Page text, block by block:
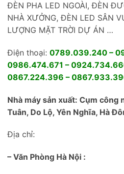
ĐÈN PHA LED NGOÀI, ĐÈN
NHÀ XƯỞNG, ĐÈN LED SÂN
LƯỢNG MẶT TRỜI DỰ ÁN …
Điện thoại: 0789.039.240 –
0986.474.671 –
0867.224.396 –
Nhà máy sản xuất: Cụm công
Tuân, Do Lộ, Yên Nghĩa, Hà
Địa chỉ:
– Văn Phòng Hà Nội :